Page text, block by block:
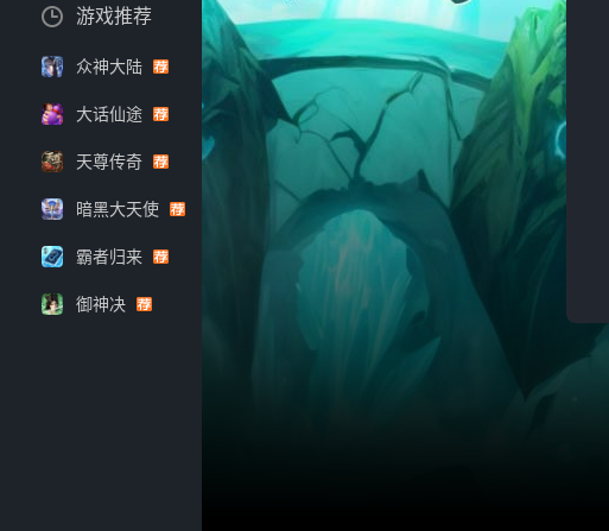
游戏推荐
众神大陆
大话仙途
天尊传奇
暗黑大天使
霸者归来
御神决